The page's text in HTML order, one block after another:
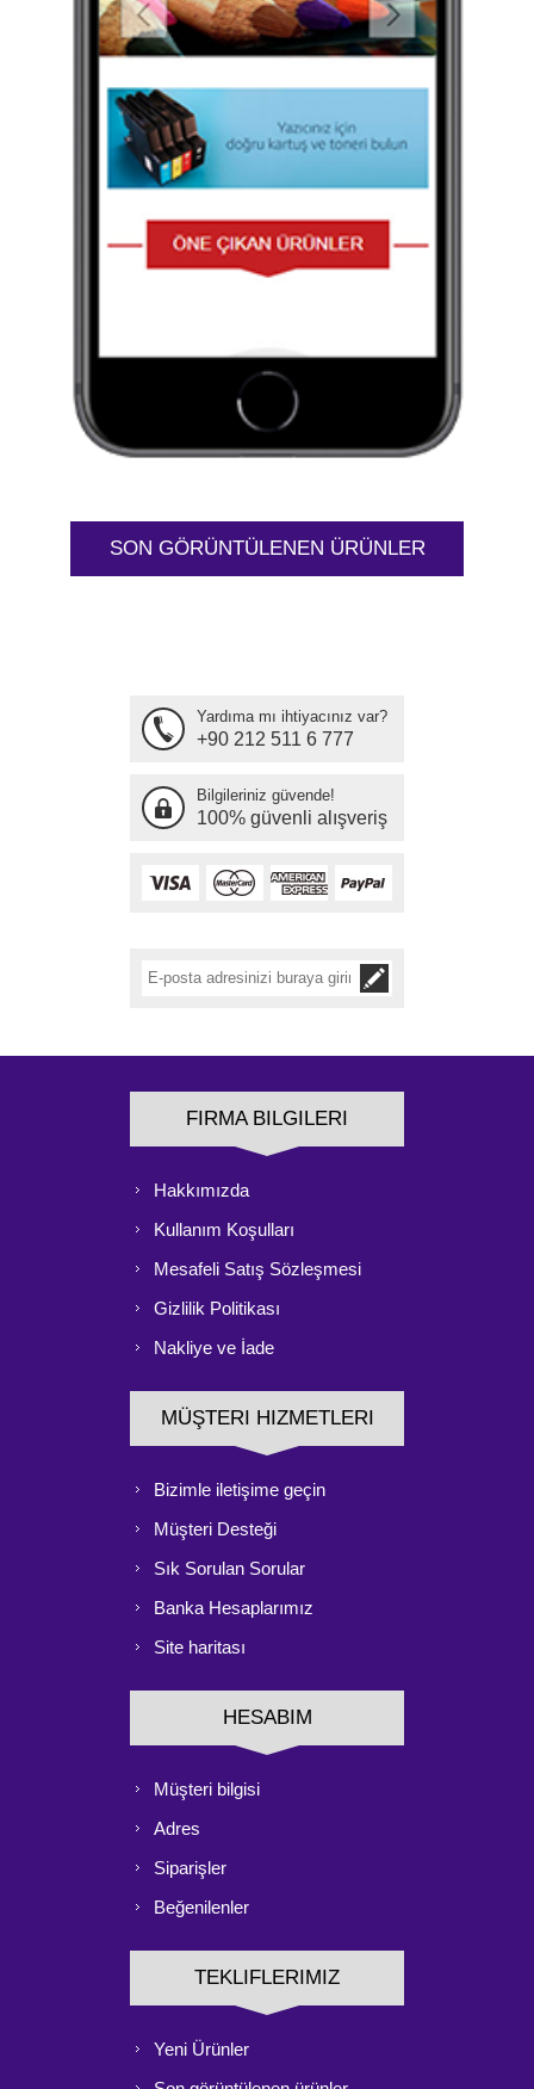
SON GÖRÜNTÜLENEN ÜRÜNLER
Yardıma mı ihtiyacınız var?
+90 212 511 6 777
Bilgileriniz güvende!
100% güvenli alışveriş
FIRMA BILGILERI
Hakkımızda
Kullanım Koşulları
Mesafeli Satış Sözleşmesi
Gizlilik Politikası
Nakliye ve İade
MÜŞTERI HIZMETLERI
Bizimle iletişime geçin
Müşteri Desteği
Sık Sorulan Sorular
Banka Hesaplarımız
Site haritası
HESABIM
Müşteri bilgisi
Adres
Siparişler
Beğenilenler
TEKLIFLERIMIZ
Yeni Ürünler